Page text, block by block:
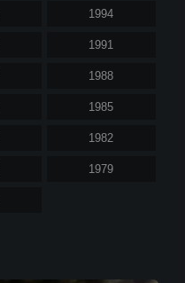
1994
1991
1988
1985
1982
1979